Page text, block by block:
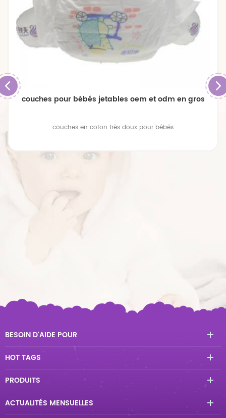
couches pour bébés jetables oem et odm en gros
couches en coton très doux pour bébés
BESOIN D'AIDE POUR
HOT TAGS
PRODUITS
ACTUALITÉS MENSUELLES